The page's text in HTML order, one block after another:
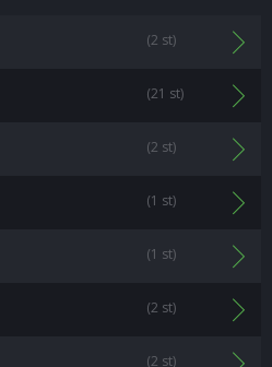
(2 st)
(21 st)
(2 st)
(1 st)
(1 st)
(2 st)
(2 st)